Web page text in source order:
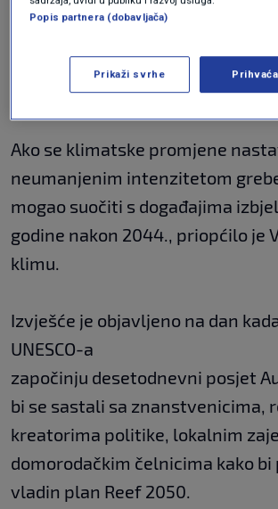
kojima je greben izložen kako
Rummer sa Sveučilišta James
Queenslandu.
Ako se klimatske promjene
neumanjenim intenzitetom
mogao suočiti s događajima
godine nakon 2044., priopćilo je
klimu.
Izvješće je objavljeno na dan
UNESCO-a
započinju desetodnevni posjet
bi se sastali sa znanstvenicima,
kreatorima politike, lokalnim
domorodačkim čelnicima kako
vladin plan Reef 2050.
Popis partnera (dobavljača)
Prikaži svrhe